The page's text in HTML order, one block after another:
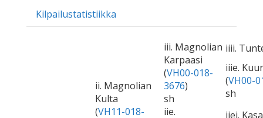
Kilpailustatistiikka
ii. Magnolian
Kulta
(VH11-018-
iii. Magnolian
Karpaasi
(VH00-018-
3676)
sh
iiii.
iiie.
(VH00-
sh
iie.
iiei.